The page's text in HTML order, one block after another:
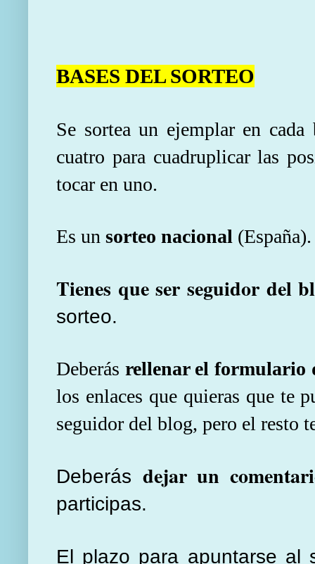
BASES DEL SORTEO
Se sortea un ejemplar en
cuatro para cuadruplicar las
tocar en uno.
Es un sorteo nacional (España).
Tienes que ser seguidor del
sorteo.
Deberás rellenar el formulario
los enlaces que quieras que te
seguidor del blog, pero el resto
Deberás dejar un
participas.
El plazo para apuntarse al